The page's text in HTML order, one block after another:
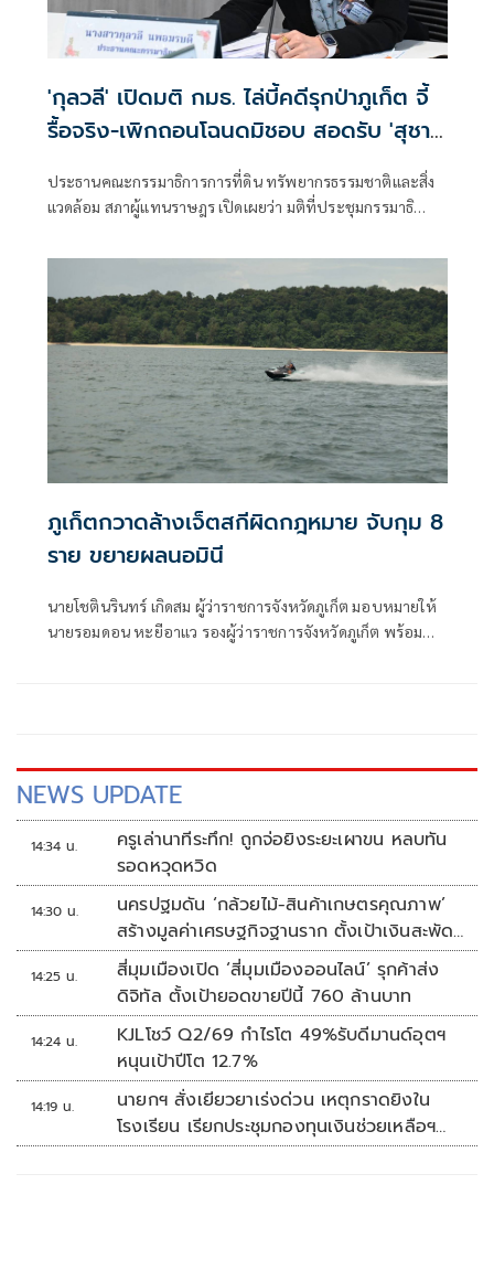
'กุลวลี' เปิดมติ กมธ. ไล่บี้คดีรุกป่าภูเก็ต จี้
รื้อจริง-เพิกถอนโฉนดมิชอบ สอดรับ 'สุชา
ติ' ลุยภูเก็ตโมเดล ทวงคืนอุทยานสิรินาถ
ประธานคณะกรรมาธิการการที่ดิน ทรัพยากรธรรมชาติและสิ่ง
แวดล้อม สภาผู้แทนราษฎร เปิดเผยว่า มติที่ประชุมกรรมาธิ
และสิ่งแวดล้อมจังหวัดภูเก็ต พร้อมเร่งรัดหน่วยงานที่เกี่ยวข้อง
ดำเนินคดี เพิกถอนเอกสารสิทธิ และบังคับรื้อถอนสิ่งปลูกสร้าง
ที่รุกล้ำพื้นที่ของรัฐอย่างจริงจัง
ภูเก็ตกวาดล้างเจ็ตสกีผิดกฎหมาย จับกุม 8
ราย ขยายผลนอมินี
นายโชตินรินทร์ เกิดสม ผู้ว่าราชการจังหวัดภูเก็ต มอบหมายให้
นายรอมดอน หะยีอาแว รองผู้ว่าราชการจังหวัดภูเก็ต พร้อม
NEWS UPDATE
14:34 น.
ครูเล่านาทีระทึก! ถูกจ่อยิงระยะเผาขน หลบทัน
รอดหวุดหวิด
14:30 น.
นครปฐมดัน ‘กล้วยไม้-สินค้าเกษตรคุณภาพ’
สร้างมูลค่าเศรษฐกิจฐานราก ตั้งเป้าเงินสะพัด
10 ล้านบาท
14:25 น.
สี่มุมเมืองเปิด ‘สี่มุมเมืองออนไลน์’ รุกค้าส่ง
ดิจิทัล ตั้งเป้ายอดขายปีนี้ 760 ล้านบาท
14:24 น.
KJLโชว์ Q2/69 กำไรโต 49%รับดีมานด์อุตฯ
หนุนเป้าปีโต 12.7%
14:19 น.
นายกฯ สั่งเยียวยาเร่งด่วน เหตุกราดยิงใน
โรงเรียน เรียกประชุมกองทุนเงินช่วยเหลือฯ
ทันที